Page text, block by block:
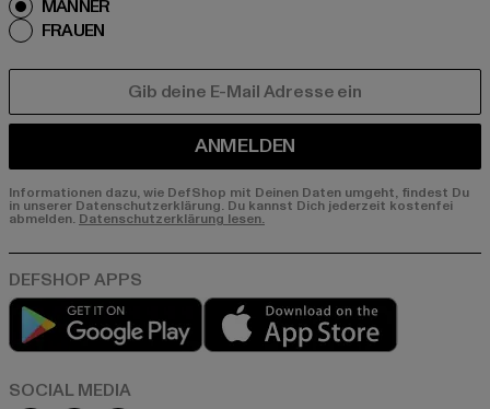
MÄNNER
FRAUEN
ANMELDEN
Informationen dazu, wie DefShop mit Deinen Daten umgeht, findest Du
in unserer Datenschutzerklärung. Du kannst Dich jederzeit kostenfei
abmelden. Datenschutzerklärung lesen.
Play market